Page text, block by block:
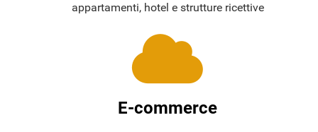
appartamenti, hotel e strutture ricettive
E-commerce